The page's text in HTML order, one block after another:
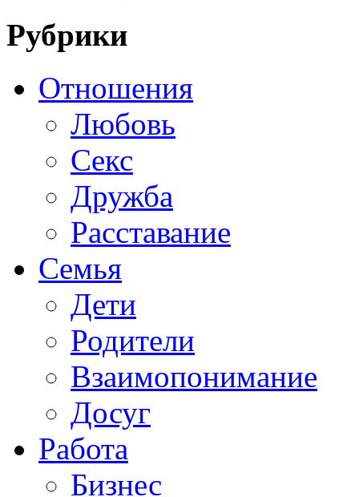
Рубрики
Отношения
Любовь
Секс
Дружба
Расставание
Семья
Дети
Родители
Взаимопонимание
Досуг
Работа
Бизнес